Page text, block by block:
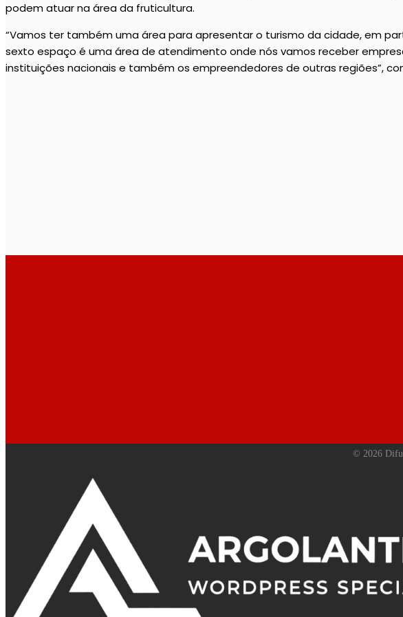
podem atuar na área da fruticultura.
“Vamos ter também uma área para apresentar o turismo da cidade, em
sexto espaço é uma área de atendimento onde nós vamos receber
instituições nacionais e também os empreendedores de outras regiões”,
© 2026